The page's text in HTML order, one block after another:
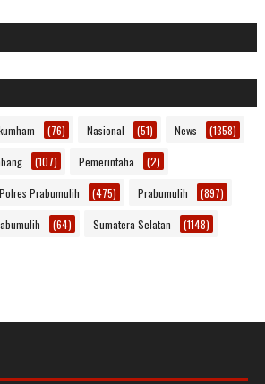
(76) Nasional (51) News (1358)
(107) Pemerintaha (2)
Polres Prabumulih (475) Prabumulih (897)
(64) Sumatera Selatan (1148)